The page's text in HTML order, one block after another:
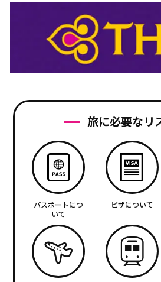
旅に必要なリ
パスポートにつ
いて
ビザについて